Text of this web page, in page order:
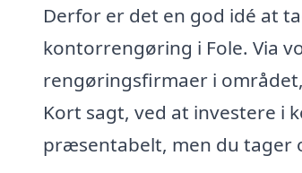
Derfor er det en god idé at
kontorrengøring i Fole. Via
rengøringsfirmaer i
Kort sagt, ved at investere i
præsentabelt, men du tager